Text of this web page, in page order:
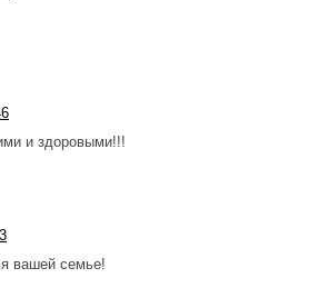
и здоровыми!!!
вашей семье!